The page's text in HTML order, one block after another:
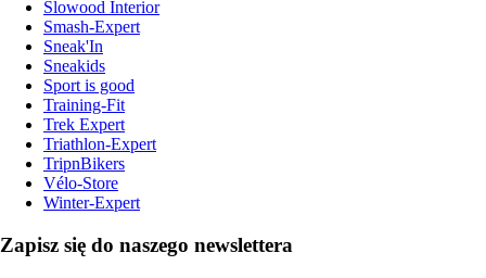
Slowood Interior
Smash-Expert
Sneak'In
Sneakids
Sport is good
Training-Fit
Trek Expert
Triathlon-Expert
TripnBikers
Vélo-Store
Winter-Expert
Zapisz się do naszego newslettera